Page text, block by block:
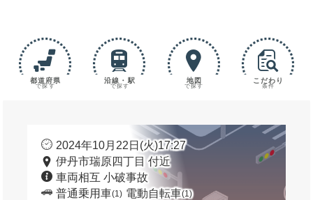
都道府県
で探す
沿線・駅
で探す
地図
で探す
こだわり
条件
2024年10月22日(火)17:27
伊丹市瑞原四丁目 付近
車両相互 小破事故
普通乗用車(1) 電動自転車(1)